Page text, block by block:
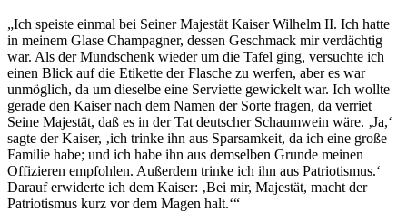
„Ich speiste einmal bei Seiner Majestät Kaiser Wilhelm II. Ich hatte
in meinem Glase Champagner, dessen Geschmack mir verdächtig
war. Als der Mundschenk wieder um die Tafel ging, versuchte ich
einen Blick auf die Etikette der Flasche zu werfen, aber es war
unmöglich, da um dieselbe eine Serviette gewickelt war. Ich wollte
gerade den Kaiser nach dem Namen der Sorte fragen, da verriet
Seine Majestät, daß es in der Tat deutscher Schaumwein wäre. ‚Ja,‘
sagte der Kaiser, ‚ich trinke ihn aus Sparsamkeit, da ich eine große
Familie habe; und ich habe ihn aus demselben Grunde meinen
Offizieren empfohlen. Außerdem trinke ich ihn aus Patriotismus.‘
Darauf erwiderte ich dem Kaiser: ‚Bei mir, Majestät, macht der
Patriotismus kurz vor dem Magen halt.‘“